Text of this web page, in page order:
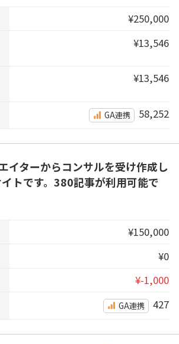
¥250,000
¥13,546
¥13,546
GA連携 58,252
イターからコンサルを受け作成し
トです。380記事が利用可能で
¥150,000
¥0
¥-1,000
GA連携 427